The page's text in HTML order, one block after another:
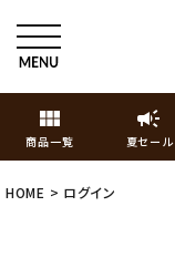
view_module
商品一覧
campaign
夏セール
HOME ログイン